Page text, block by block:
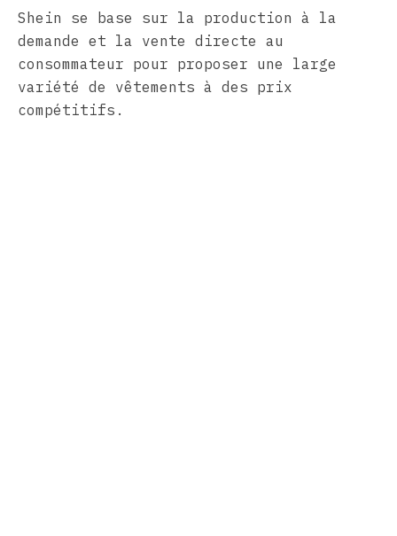
Shein se base sur la production à la
demande et la vente directe au
consommateur pour proposer une large
variété de vêtements à des prix
compétitifs.